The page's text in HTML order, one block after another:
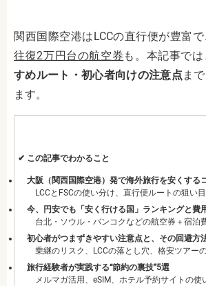
関西国際空港はLCCの直行便が豊富で
往復2万円台の航空券 も。本記事で
すめルート・初心者向けの注意点 ま
ます。
✔︎ この記事でわかること
大阪（関西国際空港）発で海外旅行を安くする
LCCとFSCの使い分け、直行便ルートの狙い
今、円安でも「安く行ける国」ランキングと費
台北・ソウル・バンコクなどの航空券＋宿泊
初心者がつまずきやすい注意点と、その回避方
乗継のリスク、LCCの落とし穴、格安ツアー
旅行経験者が実践する“節約の裏技”5選
メルマガ活用、eSIM、ホテル予約サイトの使